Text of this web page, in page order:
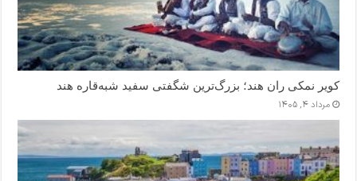
کویر نمکی ران هند؛ بزرگ‌ترین شگفتی سفید شبه‌قاره هند
مرداد ۴, ۱۴۰۵